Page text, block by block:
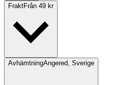
FraktFrån 49 kr
AvhämtningAngered, Sverige